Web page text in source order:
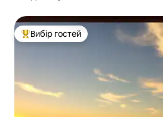
Топ вибір гостей
Вибір гостей